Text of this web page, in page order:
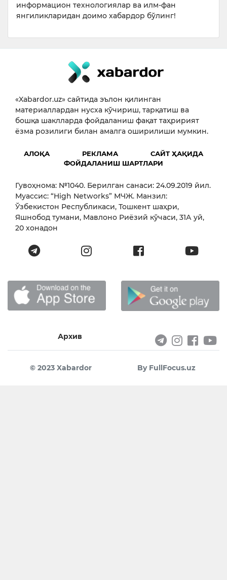
информацион технологиялар ва илм-фан
янгиликларидан доимо хабардор бўлинг!
«Xabardor.uz» сайтида эълон қилинган
материаллардан нусха кўчириш, тарқатиш ва
бошқа шаклларда фойдаланиш фақат таҳририят
ёзма розилиги билан амалга оширилиши мумкин.
АЛОҚА РЕКЛАМА
САЙТ ҲАҚИДА
ФОЙДАЛАНИШ ШАРТЛАРИ
Гувоҳнома: №1040. Берилган санаси: 24.09.2019 йил.
Муассис: “High Networks” МЧЖ. Манзил:
Ўзбекистон Республикаси, Тошкент шаҳри,
Яшнобод тумани, Мавлоно Риёзий кўчаси, 31А уй,
20 хонадон
Архив
© 2023 Xabardor By FullFocus.uz